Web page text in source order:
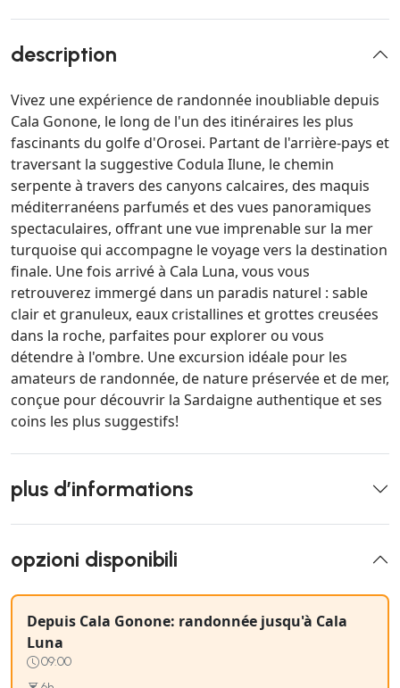
description
Vivez une expérience de randonnée inoubliable depuis
Cala Gonone, le long de l'un des itinéraires les plus
fascinants du golfe d'Orosei. Partant de l'arrière-pays et
traversant la suggestive Codula Ilune, le chemin
serpente à travers des canyons calcaires, des maquis
méditerranéens parfumés et des vues panoramiques
spectaculaires, offrant une vue imprenable sur la mer
turquoise qui accompagne le voyage vers la destination
finale. Une fois arrivé à Cala Luna, vous vous
retrouverez immergé dans un paradis naturel : sable
clair et granuleux, eaux cristallines et grottes creusées
dans la roche, parfaites pour explorer ou vous
détendre à l'ombre. Une excursion idéale pour les
amateurs de randonnée, de nature préservée et de mer,
conçue pour découvrir la Sardaigne authentique et ses
coins les plus suggestifs!
plus d’informations
opzioni disponibili
Depuis Cala Gonone: randonnée jusqu'à Cala
Luna
09:00